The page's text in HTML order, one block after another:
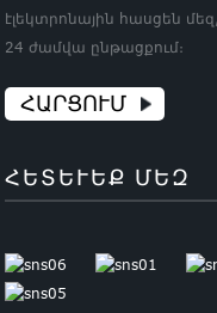
էլեկտրոնային հասցեն
24 ժամվա ընթացքում։
ՀԱՐՑՈՒՄ
ՀԵՏԵՒԵՔ ՄԵԶ